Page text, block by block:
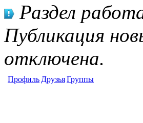
Раздел
Публикация
отключена.
Профиль ДрузьяГруппы